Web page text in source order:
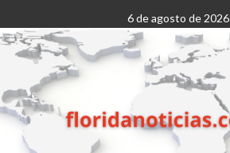
al
contenido
6 de agosto de 2026